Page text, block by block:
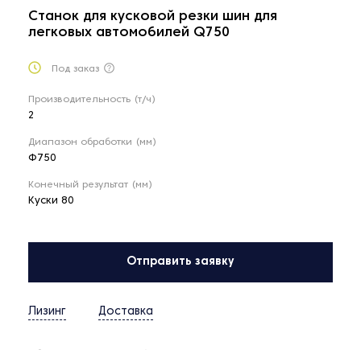
Станок для кусковой резки шин для
легковых автомобилей Q750
Под заказ
Производительность (т/ч)
2
Диапазон обработки (мм)
Ф750
Конечный результат (мм)
Куски 80
Отправить заявку
Лизинг Доставка